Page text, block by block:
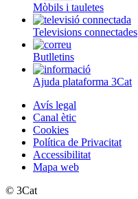
Mòbils i tauletes
Televisions connectades
Butlletins
Ajuda plataforma 3Cat
Avís legal
Canal ètic
Cookies
Política de Privacitat
Accessibilitat
Mapa web
© 3Cat